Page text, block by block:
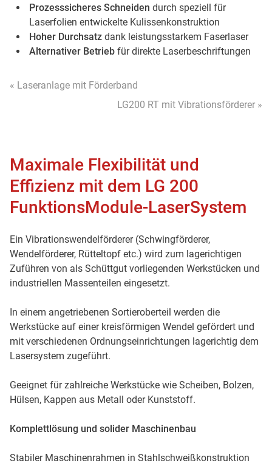
Prozesssicheres Schneiden durch speziell für
Laserfolien entwickelte Kulissenkonstruktion
Hoher Durchsatz dank leistungsstarkem Faserlaser
Alternativer Betrieb für direkte Laserbeschriftungen
« Laseranlage mit Förderband
LG200 RT mit Vibrationsförderer »
Maximale Flexibilität und
Effizienz mit dem LG 200
FunktionsModule-LaserSystem
Ein Vibrationswendelförderer (Schwingförderer,
Wendelförderer, Rütteltopf etc.) wird zum lagerichtigen
Zuführen von als Schüttgut vorliegenden Werkstücken und
industriellen Massenteilen eingesetzt.
In einem angetriebenen Sortieroberteil werden die
Werkstücke auf einer kreisförmigen Wendel gefördert und
mit verschiedenen Ordnungseinrichtungen lagerichtig dem
Lasersystem zugeführt.
Geeignet für zahlreiche Werkstücke wie Scheiben, Bolzen,
Hülsen, Kappen aus Metall oder Kunststoff.
Komplettlösung und solider Maschinenbau
Stabiler Maschinenrahmen in Stahlschweißkonstruktion